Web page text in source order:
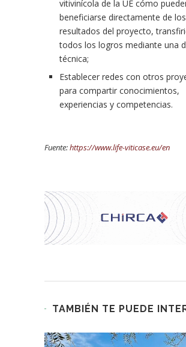
vitivinícola de la UE cómo
beneficiarse directamente de los
resultados del proyecto,
todos los logros mediante una
técnica;
Establecer redes con otros
para compartir conocimientos,
experiencias y competencias.
Fuente:https://www.life-viticase.eu/en
TAMBIÉN TE PUEDE